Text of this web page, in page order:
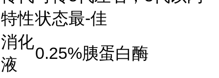
特性状态最-佳
消化
液
0.25%胰蛋白酶